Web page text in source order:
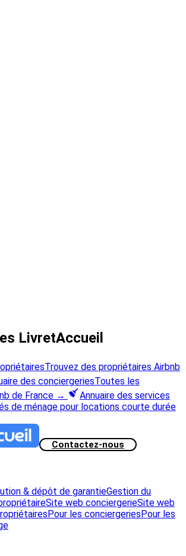
LivretAccueil
Trouvez des propriétaires Airbnb
des conciergeriesToutes les
de France →
Annuaire des services
de ménage pour locations courte durée
Contactez-nous
& dépôt de garantieGestion du
Site web conciergerieSite web
Pour les conciergeriesPour les